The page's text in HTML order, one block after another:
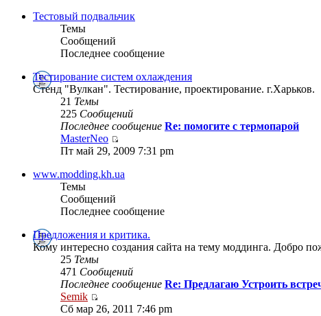
Тестовый подвальчик
Темы
Сообщений
Последнее сообщение
Тестирование систем охлаждения
Стенд "Вулкан". Тестирование, проектирование. г.Харьков.
21 Темы
225 Сообщений
Последнее сообщение Re: помогите с термопарой
MasterNeo
Пт май 29, 2009 7:31 pm
www.modding.kh.ua
Темы
Сообщений
Последнее сообщение
Предложения и критика.
Кому интересно создания сайта на тему моддинга. Добро
25 Темы
471 Сообщений
Последнее сообщение Re: Предлагаю Устроить
Semik
Сб мар 26, 2011 7:46 pm